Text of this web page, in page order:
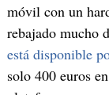
móvil con un
rebajado mucho
está disponible
solo 400 euros